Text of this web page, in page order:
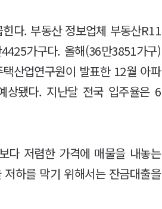
다. 부동산 정보업체 부동산R11
가구다. 올해(36만3851가구)
산업연구원이 발표한 12월 아파
상됐다. 지난달 전국 입주율은 6
다 저렴한 가격에 매물을 내놓는
하를 막기 위해서는 잔금대출을